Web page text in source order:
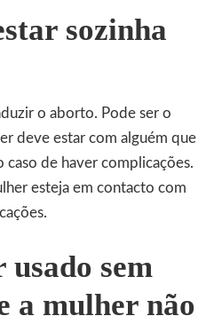
sozinha
o aborto. Pode ser o
deve estar com alguém que
de haver complicações.
esteja em contacto com
sem
a mulher não